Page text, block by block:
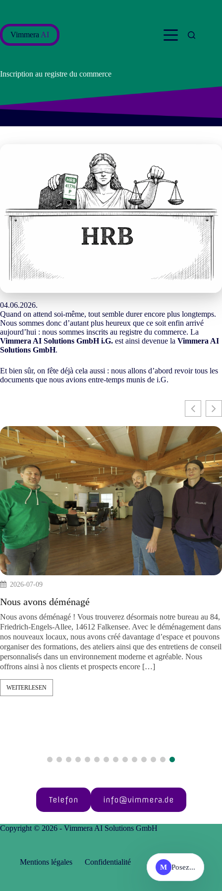
Vimmera AI
Inscription au registre du commerce
04.06.2026.
Quand on attend soi-même, tout semble durer encore plus longtemps.
Nous sommes donc d’autant plus heureux que ce soit enfin arrivé
aujourd’hui : nous sommes inscrits au registre du commerce. La
Vimmera AI Solutions GmbH i.G. est ainsi devenue la Vimmera AI
Solutions GmbH.
Et bien sûr, on fête déjà cela aussi : nous allons d’abord revoir tous les
documents que nous avions entre-temps munis de i.G.
2026-07-09
Nous avons déménagé
Nous avons déménagé ! Vous trouverez désormais notre bureau au
Friedrich-Engels-Allee, 14612 Falkensee. Avec le déménagement
nos nouveaux locaux, nous avons créé davantage d’espace et
organiser des formations, des ateliers ainsi que des entretiens de
personnalisés dans un environnement moderne et agréable. Nous
offrons ainsi à nos clients et prospects encore […]
WEITERLESEN
Telefon info@vimmera.de
Copyright © 2026 - Vimmera AI Solutions GmbH
Mentions légales Confidentialité
M Posez...